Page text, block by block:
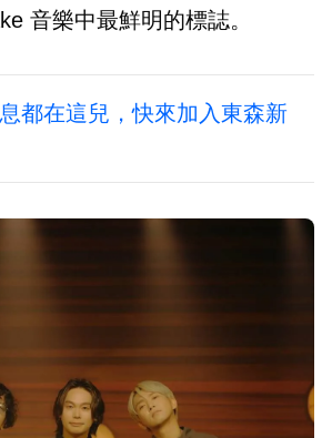
音樂中最鮮明的標誌。
都在這兒，快來加入東森新